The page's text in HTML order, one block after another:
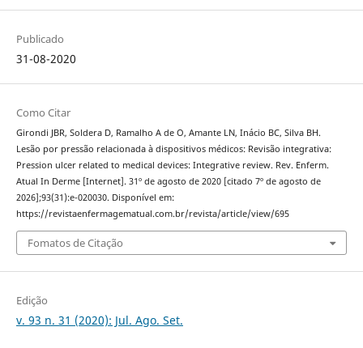
Publicado
31-08-2020
Como Citar
Girondi JBR, Soldera D, Ramalho A de O, Amante LN, Inácio BC, Silva BH.
Lesão por pressão relacionada à dispositivos médicos: Revisão integrativa:
Pression ulcer related to medical devices: Integrative review. Rev. Enferm.
Atual In Derme [Internet]. 31º de agosto de 2020 [citado 7º de agosto de
2026];93(31):e-020030. Disponível em:
https://revistaenfermagematual.com.br/revista/article/view/695
Fomatos de Citação
Edição
v. 93 n. 31 (2020): Jul. Ago. Set.